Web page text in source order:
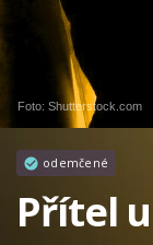
Foto: Shutterstock.com
odemčené
Přítel